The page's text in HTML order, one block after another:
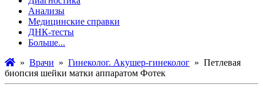
Анализы
Медицинские справки
ДНК-тесты
Больше...
» Врачи » Гинеколог. Акушер-гинеколог » Петлевая
биопсия шейки матки аппаратом Фотек